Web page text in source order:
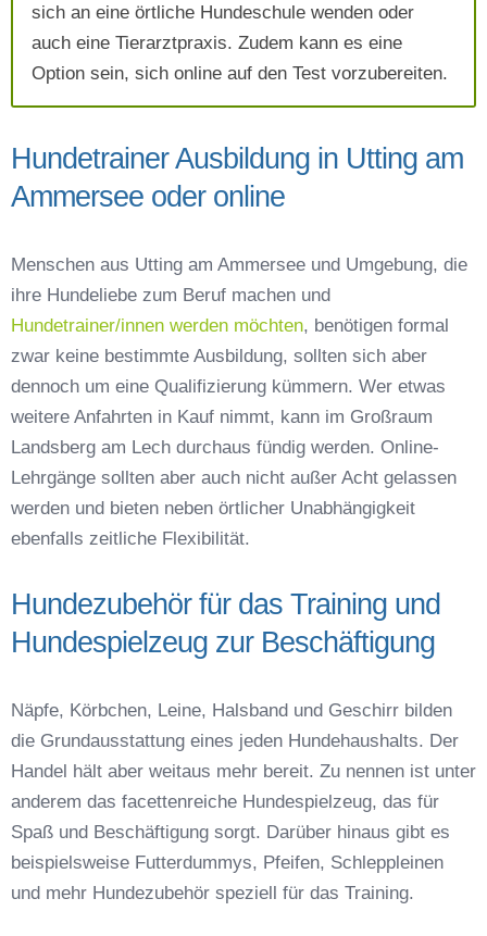
sich an eine örtliche Hundeschule wenden oder
auch eine Tierarztpraxis. Zudem kann es eine
Option sein, sich online auf den Test vorzubereiten.
Hundetrainer Ausbildung in Utting am
Ammersee oder online
Menschen aus Utting am Ammersee und Umgebung, die
ihre Hundeliebe zum Beruf machen und
Hundetrainer/innen werden möchten, benötigen formal
zwar keine bestimmte Ausbildung, sollten sich aber
dennoch um eine Qualifizierung kümmern. Wer etwas
weitere Anfahrten in Kauf nimmt, kann im Großraum
Landsberg am Lech durchaus fündig werden. Online-
Lehrgänge sollten aber auch nicht außer Acht gelassen
werden und bieten neben örtlicher Unabhängigkeit
ebenfalls zeitliche Flexibilität.
Hundezubehör für das Training und
Hundespielzeug zur Beschäftigung
Näpfe, Körbchen, Leine, Halsband und Geschirr bilden
die Grundausstattung eines jeden Hundehaushalts. Der
Handel hält aber weitaus mehr bereit. Zu nennen ist unter
anderem das facettenreiche Hundespielzeug, das für
Spaß und Beschäftigung sorgt. Darüber hinaus gibt es
beispielsweise Futterdummys, Pfeifen, Schleppleinen
und mehr Hundezubehör speziell für das Training.